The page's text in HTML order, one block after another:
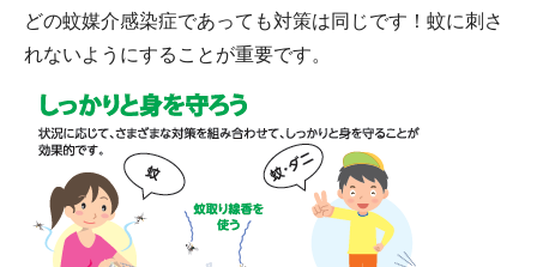
どの蚊媒介感染症であっても対策は同じです！蚊に刺さ
れないようにすることが重要です。